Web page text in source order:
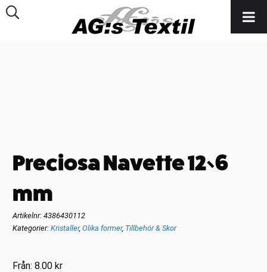
Preciosa Navette 12×6
mm
Artikelnr:4386430112
Kategorier:Kristaller,Olika former, Tillbehör & Skor
Från:8.00kr